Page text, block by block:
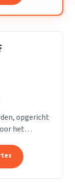
opgericht
het
Met